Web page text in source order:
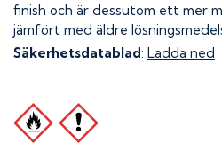
finish och är dessutom ett mer
jämfört med äldre
Säkerhetsdatablad: Ladda ned